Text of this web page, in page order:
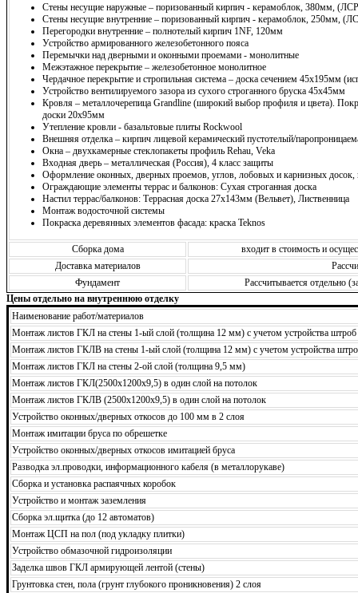
Стены несущие наружные – поризованный кирпич - керамоблок, 380мм,
Стены несущие внутренние – поризованный кирпич - керамоблок, 250мм,
Перегородки внутренние – полнотелый кирпич 1NF, 120мм
Устройство армированного железобетонного пояса
Перемычки над дверными и оконными проемами - монолитные
Межэтажное перекрытие – железобетонное монолитное
Чердачное перекрытие и стропильная система – доска сечением 45х195мм
Устройство вентилируемого зазора из сухого строганного бруска 45х45мм
Кровля – металлочерепица Grandline (широкий выбор профиля и цвета).
доски 20х95мм
Утепление кровли - базальтовые плиты Rockwool
Внешняя отделка – кирпич лицевой керамический пустотелый/
Окна – двухкамерные стеклопакеты профиль Rehau, Veka
Входная дверь – металлическая (Россия), 4 класс защиты
Оформление оконных, дверных проемов, углов, лобовых и карнизных досок,
Ограждающие элементы террас и балконов: Сухая строганная доска
Настил террас/балконов: Террасная доска 27х143мм (Вельвет), Лиственница
Монтаж водосточной системы
Покраска деревянных элементов фасада: краска Teknos
Сборка дома
входит в стоимость и
Доставка материалов
Фундамент
Рассчитывается отдельно
Цены отдельно на внутреннюю отделку
Наименование работ/материалов
Монтаж листов ГКЛ на стены 1-ый слой (толщина 12 мм) с учетом устройства штроб
Монтаж листов ГКЛВ на стены 1-ый слой (толщина 12 мм) с учетом устройства
Монтаж листов ГКЛ на стены 2-ой слой (толщина 9,5 мм)
Монтаж листов ГКЛ(2500х1200х9,5) в один слой на потолок
Монтаж листов ГКЛВ (2500х1200х9,5) в один слой на потолок
Устройство оконных/дверных откосов до 100 мм в 2 слоя
Монтаж имитации бруса по обрешетке
Устройство оконных/дверных откосов имитацией бруса
Разводка эл.проводки, информационного кабеля (в металлорукаве)
Сборка и установка распаячных коробок
Устройство и монтаж заземления
Сборка эл.щитка (до 12 автоматов)
Монтаж ЦСП на пол (под укладку плитки)
Устройство обмазочной гидроизоляции
Заделка швов ГКЛ армирующей лентой (стены)
Грунтовка стен, пола (грунт глубокого проникновения) 2 слоя